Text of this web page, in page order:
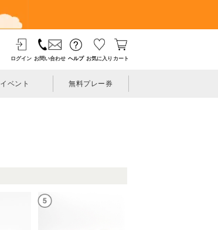
ログイン お問い合わせ ヘルプ お気に入り カート
イベント 無料プレー券